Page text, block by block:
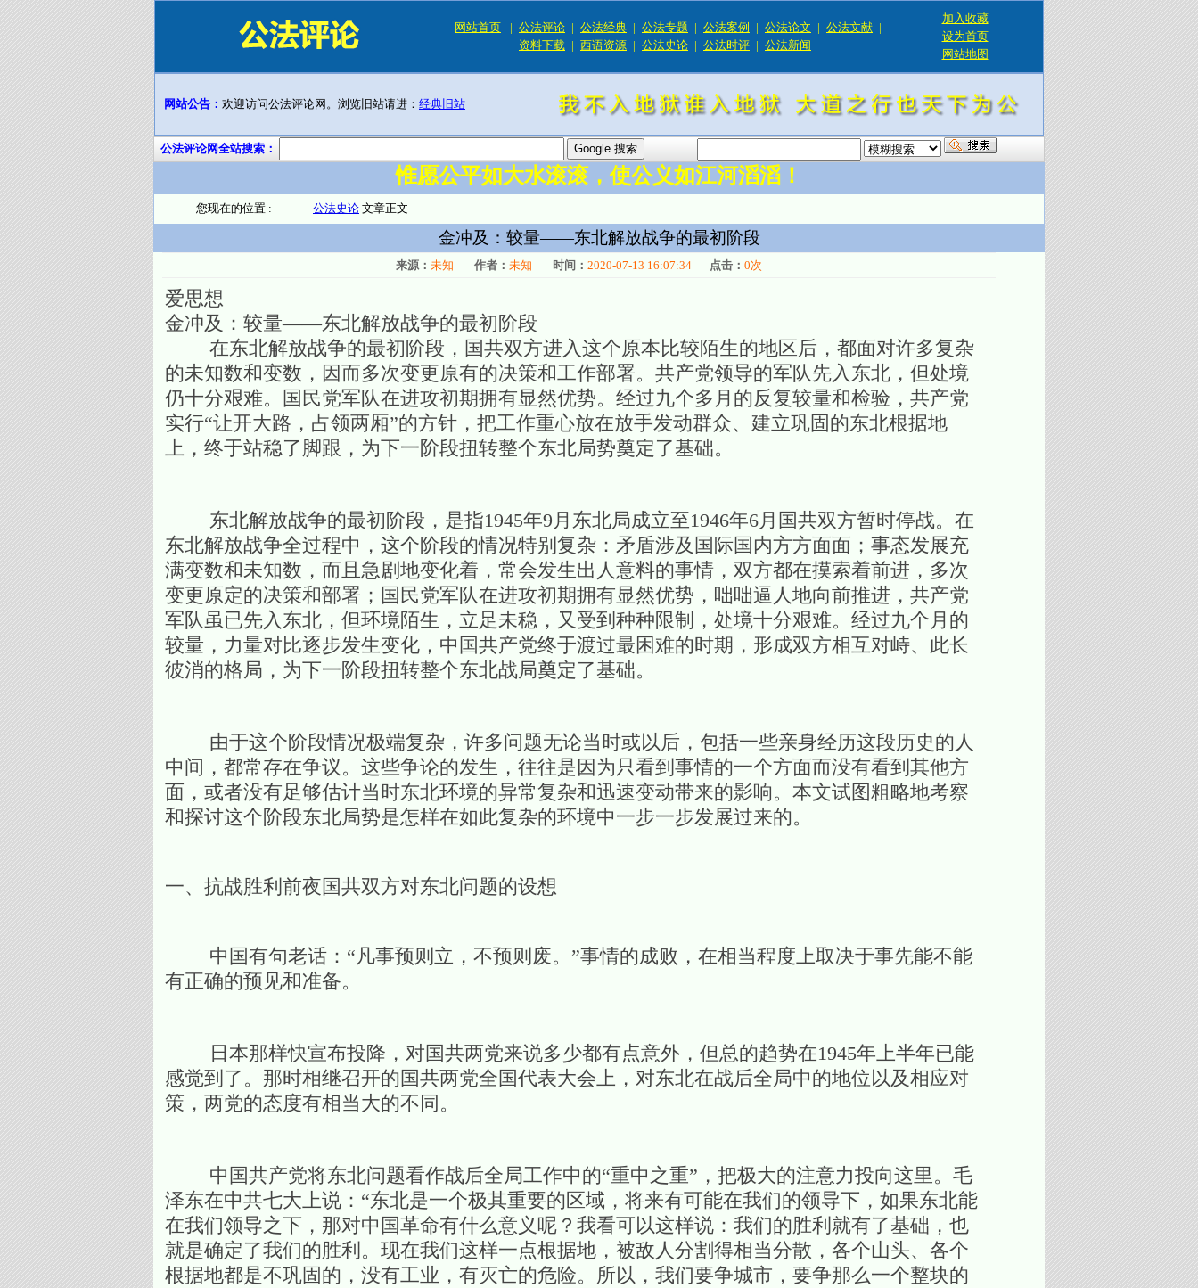
网站首页 | 公法评论 | 公法经典 | 公法专题 | 公法案例 | 公法论文 | 公法文献 |
资料下载 | 西语资源 | 公法史论 | 公法时评 | 公法新闻
加入收藏
设为首页
网站地图
网站公告： 欢迎访问公法评论网。浏览旧站请进： 经典旧站
公法评论网全站搜索：
惟愿公平如大水滚滚，使公义如江河滔滔！
您现在的位置 : 公法史论 文章正文
金冲及：较量——东北解放战争的最初阶段
来源： 未知 作者： 未知 时间： 2020-07-13 16:07:34 点击： 0次
爱思想
金冲及：较量——东北解放战争的最初阶段
在东北解放战争的最初阶段，国共双方进入这个原本比较陌生的地区后，都面对许多复杂
的未知数和变数，因而多次变更原有的决策和工作部署。共产党领导的军队先入东北，但处境
仍十分艰难。国民党军队在进攻初期拥有显然优势。经过九个多月的反复较量和检验，共产党
实行“让开大路，占领两厢”的方针，把工作重心放在放手发动群众、建立巩固的东北根据地
上，终于站稳了脚跟，为下一阶段扭转整个东北局势奠定了基础。
东北解放战争的最初阶段，是指1945年9月东北局成立至1946年6月国共双方暂时停战。在
东北解放战争全过程中，这个阶段的情况特别复杂：矛盾涉及国际国内方方面面；事态发展充
满变数和未知数，而且急剧地变化着，常会发生出人意料的事情，双方都在摸索着前进，多次
变更原定的决策和部署；国民党军队在进攻初期拥有显然优势，咄咄逼人地向前推进，共产党
军队虽已先入东北，但环境陌生，立足未稳，又受到种种限制，处境十分艰难。经过九个月的
较量，力量对比逐步发生变化，中国共产党终于渡过最困难的时期，形成双方相互对峙、此长
彼消的格局，为下一阶段扭转整个东北战局奠定了基础。
由于这个阶段情况极端复杂，许多问题无论当时或以后，包括一些亲身经历这段历史的人
中间，都常存在争议。这些争论的发生，往往是因为只看到事情的一个方面而没有看到其他方
面，或者没有足够估计当时东北环境的异常复杂和迅速变动带来的影响。本文试图粗略地考察
和探讨这个阶段东北局势是怎样在如此复杂的环境中一步一步发展过来的。
一、抗战胜利前夜国共双方对东北问题的设想
中国有句老话：“凡事预则立，不预则废。”事情的成败，在相当程度上取决于事先能不能
有正确的预见和准备。
日本那样快宣布投降，对国共两党来说多少都有点意外，但总的趋势在1945年上半年已能
感觉到了。那时相继召开的国共两党全国代表大会上，对东北在战后全局中的地位以及相应对
策，两党的态度有相当大的不同。
中国共产党将东北问题看作战后全局工作中的“重中之重”，把极大的注意力投向这里。毛
泽东在中共七大上说：“东北是一个极其重要的区域，将来有可能在我们的领导下，如果东北能
在我们领导之下，那对中国革命有什么意义呢？我看可以这样说：我们的胜利就有了基础，也
就是确定了我们的胜利。现在我们这样一点根据地，被敌人分割得相当分散，各个山头、各个
根据地都是不巩固的，没有工业，有灭亡的危险。所以，我们要争城市，要争那么一个整块的